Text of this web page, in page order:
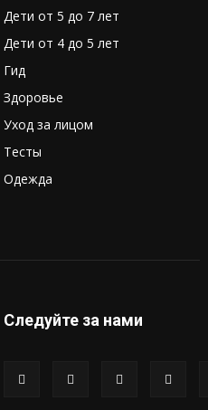
Дети от 5 до 7 лет
Дети от 4 до 5 лет
Гид
Здоровье
Уход за лицом
Тесты
Одежда
Следуйте за нами